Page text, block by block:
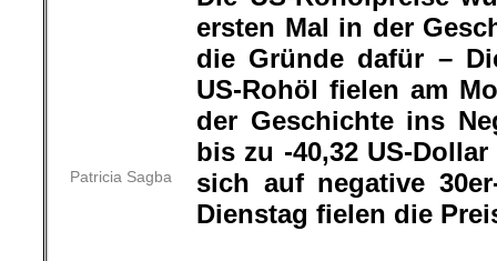
Warum stürzen die Ölpreise
Und welche Auswirkungen könnte
Warum fielen die US-Ölpreise ins
Mit einem Wort –
Überangebot. Derzeit
schwappt auf den US-